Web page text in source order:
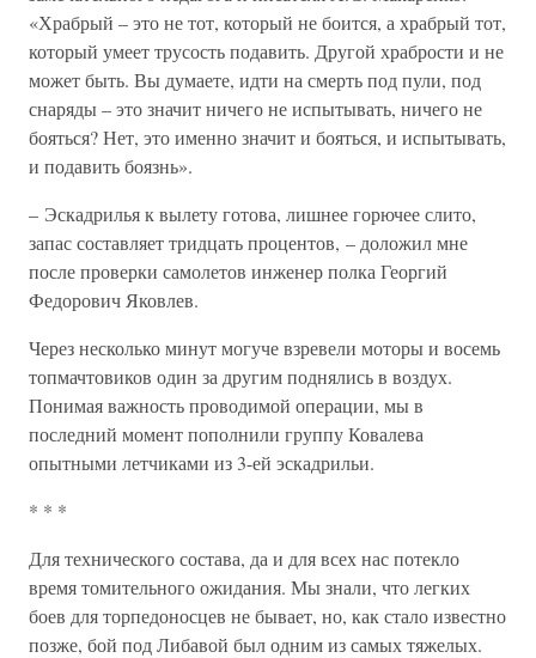
«Храбрый – это не тот, который не боится, а храбрый тот,
который умеет трусость подавить. Другой храбрости и не
может быть. Вы думаете, идти на смерть под пули, под
снаряды – это значит ничего не испытывать, ничего не
бояться? Нет, это именно значит и бояться, и испытывать,
и подавить боязнь».
– Эскадрилья к вылету готова, лишнее горючее слито,
запас составляет тридцать процентов, – доложил мне
после проверки самолетов инженер полка Георгий
Федорович Яковлев.
Через несколько минут могуче взревели моторы и восемь
топмачтовиков один за другим поднялись в воздух.
Понимая важность проводимой операции, мы в
последний момент пополнили группу Ковалева
опытными летчиками из 3-ей эскадрильи.
* * *
Для технического состава, да и для всех нас потекло
время томительного ожидания. Мы знали, что легких
боев для торпедоносцев не бывает, но, как стало известно
позже, бой под Либавой был одним из самых тяжелых.